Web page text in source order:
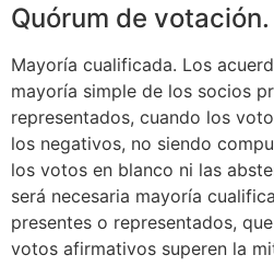
Quórum de votación.
Mayoría cualificada. Los
mayoría simple de los socios
representados, cuando los
los negativos, no siendo
los votos en blanco ni las
será necesaria mayoría
presentes o representados,
votos afirmativos superen la